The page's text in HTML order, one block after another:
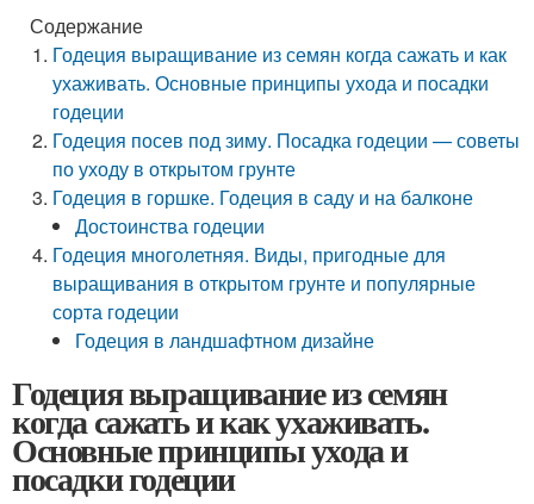
Содержание
Годеция выращивание из семян когда сажать и как
ухаживать. Основные принципы ухода и посадки
годеции
Годеция посев под зиму. Посадка годеции — советы
по уходу в открытом грунте
Годеция в горшке. Годеция в саду и на балконе
Достоинства годеции
Годеция многолетняя. Виды, пригодные для
выращивания в открытом грунте и популярные
сорта годеции
Годеция в ландшафтном дизайне
Годеция выращивание из семян
когда сажать и как ухаживать.
Основные принципы ухода и
посадки годеции